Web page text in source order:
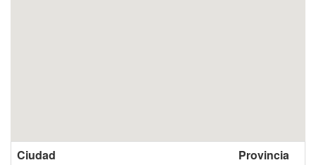
Ciudad
Provincia